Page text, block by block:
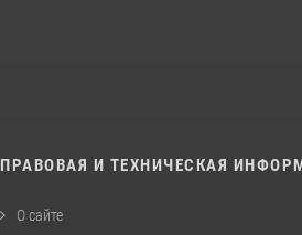
ПРАВОВАЯ И ТЕХНИЧЕСКАЯ
О сайте